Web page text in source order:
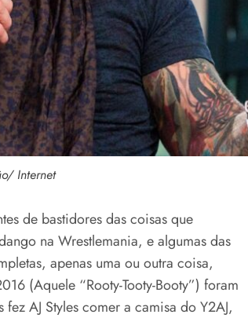
Internet
de bastidores das coisas que
na Wrestlemania, e algumas das
apenas uma ou outra coisa,
(Aquele “Rooty-Tooty-Booty”) foram
AJ Styles comer a camisa do Y2AJ,